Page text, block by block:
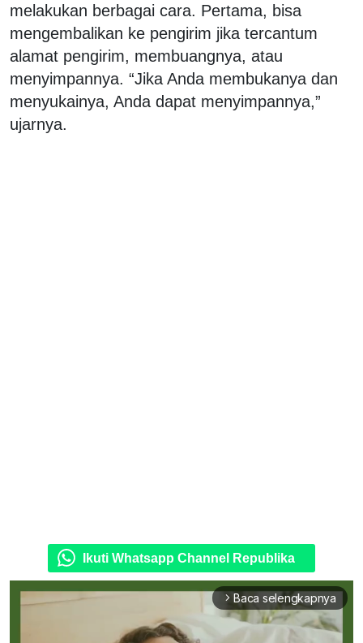
melakukan berbagai cara. Pertama, bisa
mengembalikan ke pengirim jika tercantum
alamat pengirim, membuangnya, atau
menyimpannya. “Jika Anda membukanya dan
menyukainya, Anda dapat menyimpannya,”
ujarnya.
Ikuti Whatsapp Channel Republika
arrow_forward_ios Baca selengkapnya